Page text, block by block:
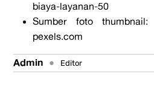
biaya-layanan-50
Sumber foto thumbnail:
pexels.com
Admin • Editor